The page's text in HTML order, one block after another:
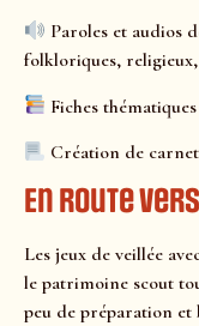
Paroles et audios
folkloriques,
Fiches
Création de
En route
Les jeux de veillée
le patrimoine scout
peu de préparation et